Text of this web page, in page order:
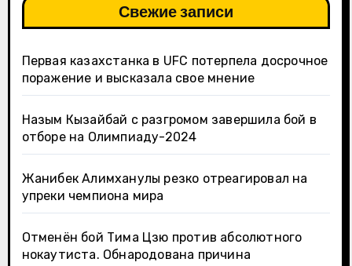
Свежие записи
Первая казахстанка в UFC потерпела досрочное
поражение и высказала свое мнение
Назым Кызайбай с разгромом завершила бой в
отборе на Олимпиаду-2024
Жанибек Алимханулы резко отреагировал на
упреки чемпиона мира
Отменён бой Тима Цзю против абсолютного
нокаутиста. Обнародована причина